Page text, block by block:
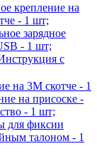
крепление на
- 1 шт;
зарядное
- 1 шт;
с
на 3М скотче - 1
на присоске -
- 1 шт;
для фиксии
талоном - 1